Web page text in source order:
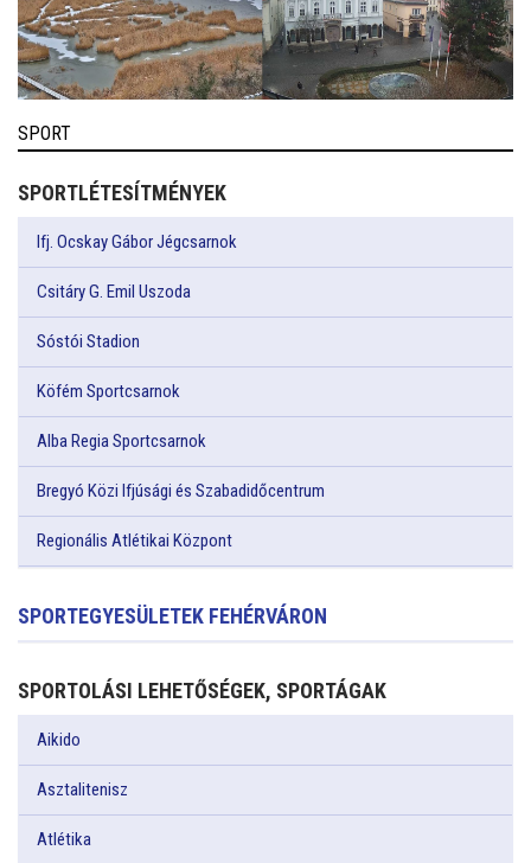
SPORT
SPORTLÉTESÍTMÉNYEK
Ifj. Ocskay Gábor Jégcsarnok
Csitáry G. Emil Uszoda
Sóstói Stadion
Köfém Sportcsarnok
Alba Regia Sportcsarnok
Bregyó Közi Ifjúsági és Szabadidőcentrum
Regionális Atlétikai Központ
SPORTEGYESÜLETEK FEHÉRVÁRON
SPORTOLÁSI LEHETŐSÉGEK, SPORTÁGAK
Aikido
Asztalitenisz
Atlétika